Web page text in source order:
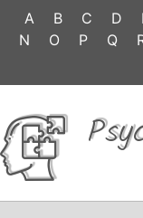
A B C D
N
O P Q